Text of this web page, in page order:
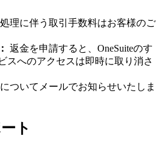
理に伴う取引手数料はお客様のご
返金を申請すると、OneSuiteのす
スへのアクセスは即時に取り消さ
ついてメールでお知らせいたしま
ト